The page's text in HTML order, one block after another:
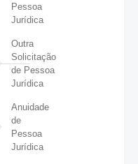
Pessoa
Jurídica
Outra
Solicitação
de Pessoa
Jurídica
Anuidade
de
Pessoa
Jurídica